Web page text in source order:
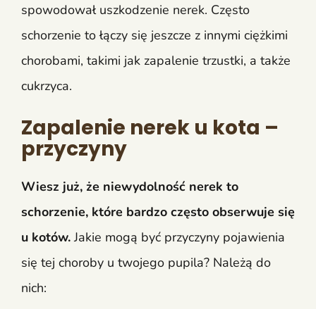
spowodował uszkodzenie nerek. Często
schorzenie to łączy się jeszcze z innymi ciężkimi
chorobami, takimi jak zapalenie trzustki, a także
cukrzyca.
Zapalenie nerek u kota –
przyczyny
Wiesz już, że niewydolność nerek to
schorzenie, które bardzo często obserwuje się
u kotów.Jakie mogą być przyczyny pojawienia
się tej choroby u twojego pupila? Należą do
nich: